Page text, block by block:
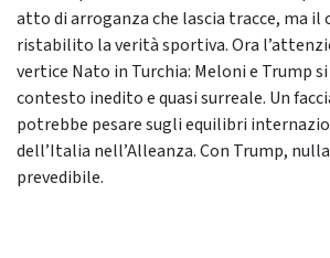
atto di arroganza che lascia tracce, ma il
ristabilito la verità sportiva. Ora
vertice Nato in Turchia: Meloni e Trump
contesto inedito e quasi surreale. Un
potrebbe pesare sugli equilibri
dell’Italia nell’Alleanza. Con Trump,
prevedibile.